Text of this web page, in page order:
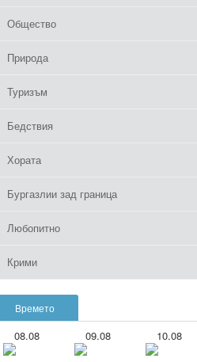
Общество
Природа
Туризъм
Бедствия
Хората
Бургазлии зад граница
Любопитно
Крими
Времето
08.08 09.08 10.08